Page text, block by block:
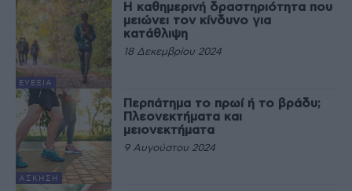
ΕΥΕΞΊΑ
H καθημερινή δραστηριότητα που
μειώνει τον κίνδυνο για
κατάθλιψη
18 Δεκεμβρίου 2024
ΆΣΚΗΣΗ
Περπάτημα το πρωί ή το βράδυ;
Πλεονεκτήματα και
μειονεκτήματα
9 Αυγούστου 2024